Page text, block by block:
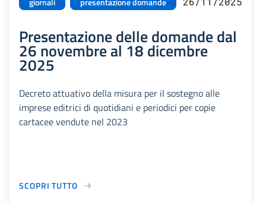
Presentazione delle domande dal
26 novembre al 18 dicembre
2025
Decreto attuativo della misura per il sostegno alle
imprese editrici di quotidiani e periodici per copie
cartacee vendute nel 2023
SCOPRI TUTTO